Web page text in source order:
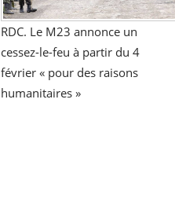
RDC. Le M23 annonce un
cessez-le-feu à partir du 4
février « pour des raisons
humanitaires »